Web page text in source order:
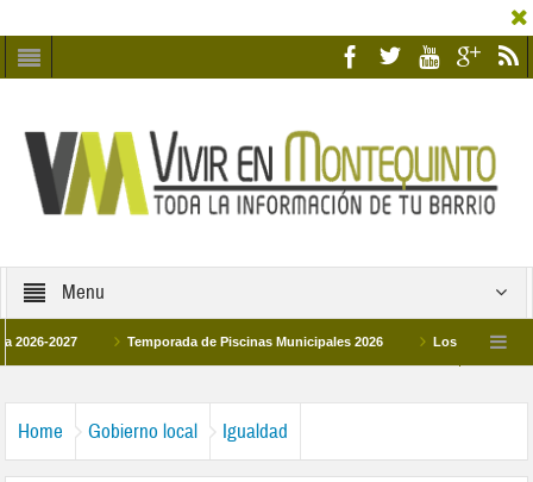
Menu
Temporada de Piscinas Municipales 2026 Los Campus de
Home Gobierno local Igualdad